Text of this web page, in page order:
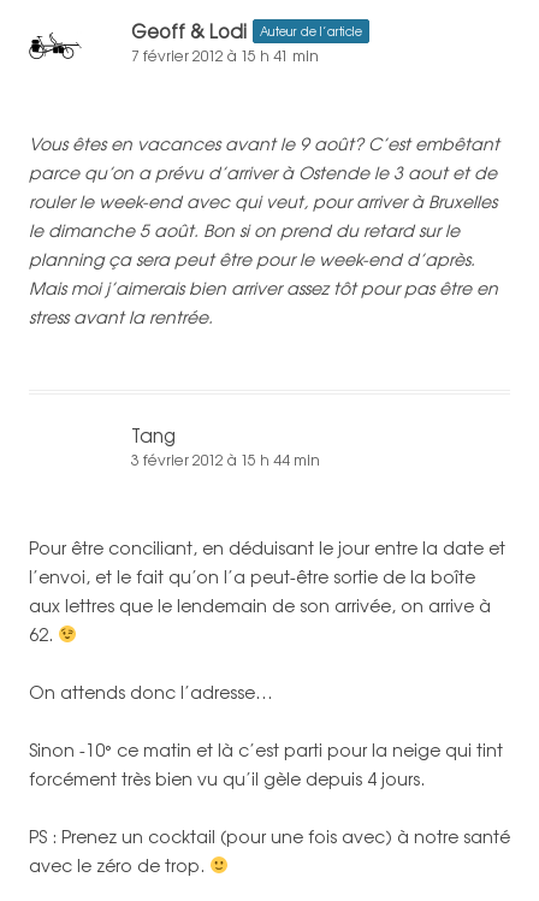
Geoff & Lodi Auteur de l’article
7 février 2012 à 15 h 41 min
Vous êtes en vacances avant le 9 août? C’est embêtant
parce qu’on a prévu d’arriver à Ostende le 3 aout et de
rouler le week-end avec qui veut, pour arriver à Bruxelles
le dimanche 5 août. Bon si on prend du retard sur le
planning ça sera peut être pour le week-end d’après.
Mais moi j’aimerais bien arriver assez tôt pour pas être en
stress avant la rentrée.
Tang
3 février 2012 à 15 h 44 min
Pour être conciliant, en déduisant le jour entre la date et
l’envoi, et le fait qu’on l’a peut-être sortie de la boîte
aux lettres que le lendemain de son arrivée, on arrive à
62.
On attends donc l’adresse…
Sinon -10° ce matin et là c’est parti pour la neige qui tint
forcément très bien vu qu’il gèle depuis 4 jours.
PS : Prenez un cocktail (pour une fois avec) à notre santé
avec le zéro de trop.